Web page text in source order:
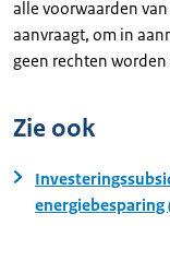
alle voorwaarden
aanvraagt, om in
geen rechten
Zie ook
energiebesparing